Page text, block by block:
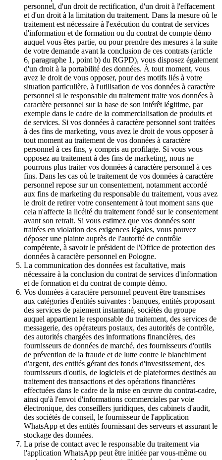
personnel, d'un droit de rectification, d'un droit à l'effacement
et d'un droit à la limitation du traitement. Dans la mesure où le
traitement est nécessaire à l'exécution du contrat de services
d'information et de formation ou du contrat de compte démo
auquel vous êtes partie, ou pour prendre des mesures à la suite
de votre demande avant la conclusion de ces contrats (article
6, paragraphe 1, point b) du RGPD), vous disposez également
d'un droit à la portabilité des données. À tout moment, vous
avez le droit de vous opposer, pour des motifs liés à votre
situation particulière, à l'utilisation de vos données à caractère
personnel si le responsable du traitement traite vos données à
caractère personnel sur la base de son intérêt légitime, par
exemple dans le cadre de la commercialisation de produits et
de services. Si vos données à caractère personnel sont traitées
à des fins de marketing, vous avez le droit de vous opposer à
tout moment au traitement de vos données à caractère
personnel à ces fins, y compris au profilage. Si vous vous
opposez au traitement à des fins de marketing, nous ne
pourrons plus traiter vos données à caractère personnel à ces
fins. Dans les cas où le traitement de vos données à caractère
personnel repose sur un consentement, notamment accordé
aux fins de marketing du responsable du traitement, vous avez
le droit de retirer votre consentement à tout moment sans que
cela n'affecte la licéité du traitement fondé sur le consentement
avant son retrait. Si vous estimez que vos données sont
traitées en violation des exigences légales, vous pouvez
déposer une plainte auprès de l'autorité de contrôle
compétente, à savoir le président de l'Office de protection des
données à caractère personnel en Pologne.
La communication des données est facultative, mais
nécessaire à la conclusion du contrat de services d'information
et de formation et du contrat de compte démo.
Vos données à caractère personnel peuvent être transmises
aux catégories d'entités suivantes : banques, entités proposant
des services de paiement instantané, sociétés du groupe
auquel appartient le responsable du traitement, des services de
messagerie, des opérateurs postaux, des autorités de contrôle,
des autorités chargées des informations financières, des
fournisseurs de données de marché, des fournisseurs d'outils
de prévention de la fraude et de lutte contre le blanchiment
d'argent, des entités gérant des fonds d'investissement, des
fournisseurs d'outils, de logiciels et de plateformes destinés au
traitement des transactions et des opérations financières
effectuées dans le cadre de la mise en œuvre du contrat-cadre,
ainsi qu'à l'envoi d'informations commerciales par voie
électronique, des conseillers juridiques, des cabinets d'audit,
des sociétés de conseil, le fournisseur de l'application
WhatsApp et des entités fournissant des serveurs et assurant le
stockage des données.
La prise de contact avec le responsable du traitement via
l'application WhatsApp peut être initiée par vous-même ou